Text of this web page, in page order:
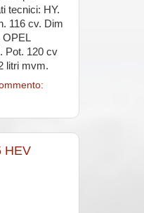
tecnici: HY.
116 cv. Dim
OPEL
Pot. 120 cv
litri mvm.
HEV